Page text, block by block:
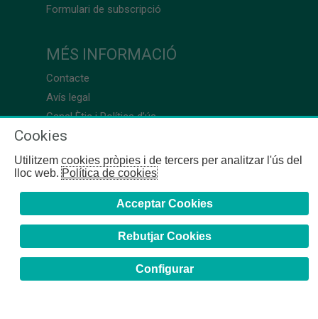
Formulari de subscripció
MÉS INFORMACIÓ
Contacte
Avís legal
Canal Ètic i Política d’ús
Cookies
Utilitzem cookies pròpies i de tercers per analitzar l'ús del
lloc web.Política de cookies
Acceptar Cookies
Rebutjar Cookies
Configurar